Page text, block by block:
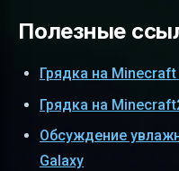
Полезные
Грядка на
Грядка на
Обсуждение
Galaxy